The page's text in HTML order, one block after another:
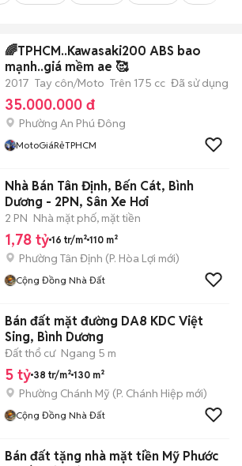
🌈TPHCM..Kawasaki200 ABS bao
mạnh..giá mềm ae 🥰
2017 Tay côn/Moto Trên 175 cc Đã sử dụng
35.000.000 đ
Phường An Phú Đông
MotoGiáRẻTPHCM
Nhà Bán Tân Định, Bến Cát, Bình
Dương - 2PN, Sân Xe Hơi
2 PN Nhà mặt phố, mặt tiền
1,78 tỷ 16 tr/m² 110 m²
Phường Tân Định (P. Hòa Lợi mới)
Cộng Đồng Nhà Đất
Bán đất mặt đường DA8 KDC Việt
Sing, Bình Dương
Đất thổ cư Ngang 5 m
5 tỷ 38 tr/m² 130 m²
Phường Chánh Mỹ (P. Chánh Hiệp mới)
Cộng Đồng Nhà Đất
Bán đất tặng nhà mặt tiền Mỹ Phước